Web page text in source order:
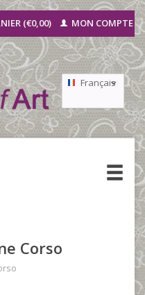
(€0,00) MON COMPTE
Français
Nederlands
Corso